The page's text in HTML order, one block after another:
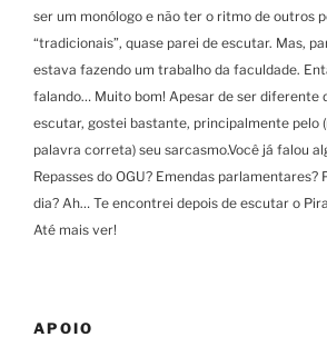
ser um monólogo e não ter o ritmo de outros
“tradicionais”, quase parei de escutar. Mas,
estava fazendo um trabalho da faculdade.
falando… Muito bom! Apesar de ser diferente
escutar, gostei bastante, principalmente pelo
palavra correta) seu sarcasmo.Você já falou
Repasses do OGU? Emendas
dia? Ah… Te encontrei depois de escutar o
Até mais ver!
APOIO